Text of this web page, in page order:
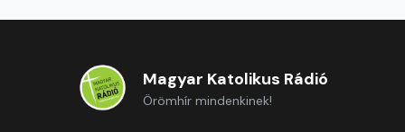
Magyar Katolikus Rádió
Örömhír mindenkinek!